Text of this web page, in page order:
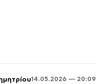
14.05.2026 — 20:09